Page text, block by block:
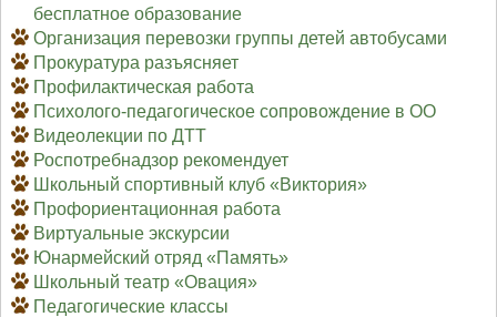
бесплатное образование
Организация перевозки группы детей автобусами
Прокуратура разъясняет
Профилактическая работа
Психолого-педагогическое сопровождение в ОО
Видеолекции по ДТТ
Роспотребнадзор рекомендует
Школьный спортивный клуб «Виктория»
Профориентационная работа
Виртуальные экскурсии
Юнармейский отряд «Память»
Школьный театр «Овация»
Педагогические классы